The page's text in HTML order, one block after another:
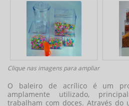
Clique nas imagens para ampliar
O baleiro de acrílico é um
amplamente utilizado,
trabalham com doces. Através do